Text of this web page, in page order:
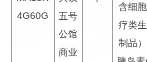
4G60G
五号
公馆
商业
含细
疗类
制品）